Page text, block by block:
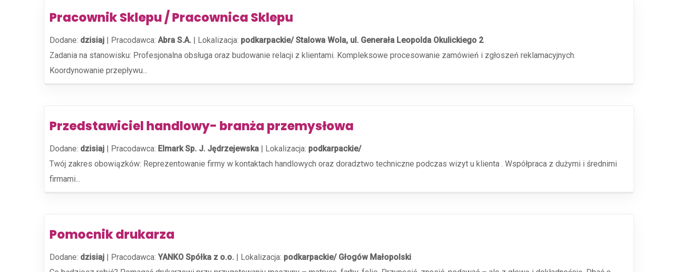
Pracownik Sklepu / Pracownica Sklepu
Dodane: dzisiaj | Pracodawca: Abra S.A. | Lokalizacja: podkarpackie/ Stalowa Wola, ul. Generała Leopolda Okulickiego 2
Zadania na stanowisku: Profesjonalna obsługa oraz budowanie relacji z klientami. Kompleksowe procesowanie zamówień i zgłoszeń reklamacyjnych.
Koordynowanie przepływu...
Przedstawiciel handlowy- branża przemysłowa
Dodane: dzisiaj | Pracodawca: Elmark Sp. J. Jędrzejewska | Lokalizacja: podkarpackie/
Twój zakres obowiązków: Reprezentowanie firmy w kontaktach handlowych oraz doradztwo techniczne podczas wizyt u klienta . Współpraca z dużymi i średnimi
firmami...
Pomocnik drukarza
Dodane: dzisiaj | Pracodawca: YANKO Spółka z o.o. | Lokalizacja: podkarpackie/ Głogów Małopolski